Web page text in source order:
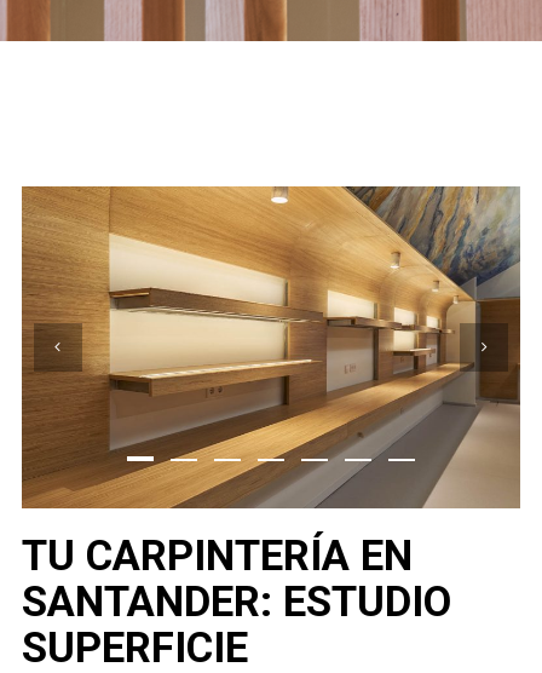
TU CARPINTERÍA EN
SANTANDER: ESTUDIO
SUPERFICIE